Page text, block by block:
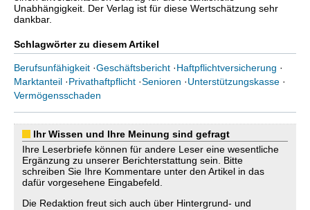
Unabhängigkeit. Der Verlag ist für diese Wertschätzung sehr
dankbar.
Schlagwörter zu diesem Artikel
Berufsunfähigkeit ·Geschäftsbericht ·Haftpflichtversicherung ·
Marktanteil ·Privathaftpflicht ·Senioren ·Unterstützungskasse ·
Vermögensschaden
Ihr Wissen und Ihre Meinung sind gefragt
Ihre Leserbriefe können für andere Leser eine wesentliche
Ergänzung zu unserer Berichterstattung sein. Bitte
schreiben Sie Ihre Kommentare unter den Artikel in das
dafür vorgesehene Eingabefeld.
Die Redaktion freut sich auch über Hintergrund- und